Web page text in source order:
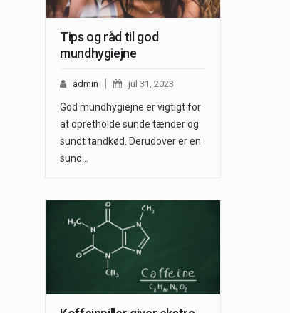
Tips og råd til god
mundhygiejne
admin jul 31, 2023
God mundhygiejne er vigtigt for
at opretholde sunde tænder og
sundt tandkød. Derudover er en
sund…